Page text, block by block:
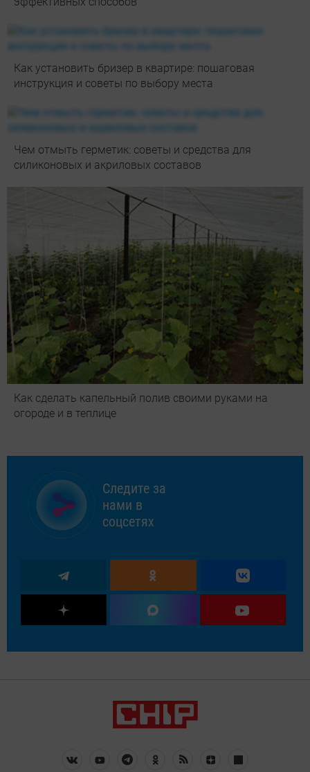
Как установить бризер в квартире: пошаговая
инструкция и советы по выбору места
Чем отмыть герметик: советы и средства для
силиконовых и акриловых составов
Как сделать капельный полив своими руками на
огороде и в теплице
Следите за
нами в
соцсетях